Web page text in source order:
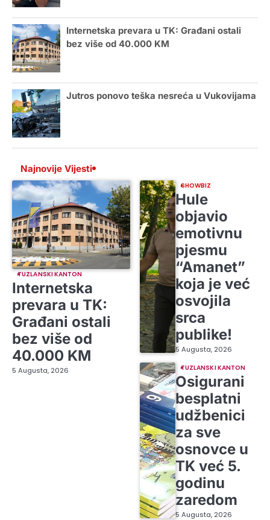
Internetska prevara u TK: Građani ostali
bez više od 40.000 KM
Jutros ponovo teška nesreća u Vukovijama
Najnovije Vijesti
TUZLANSKI KANTON
Internetska
prevara u TK:
Građani ostali
bez više od
40.000 KM
5 Augusta, 2026
SHOWBIZ
Hule
objavio
emotivnu
pjesmu
“Amanet”
koja je već
osvojila
srca
publike!
5 Augusta, 2026
TUZLANSKI KANTON
Osigurani
besplatni
udžbenici
za sve
osnovce u
TK već 5.
godinu
zaredom
5 Augusta, 2026